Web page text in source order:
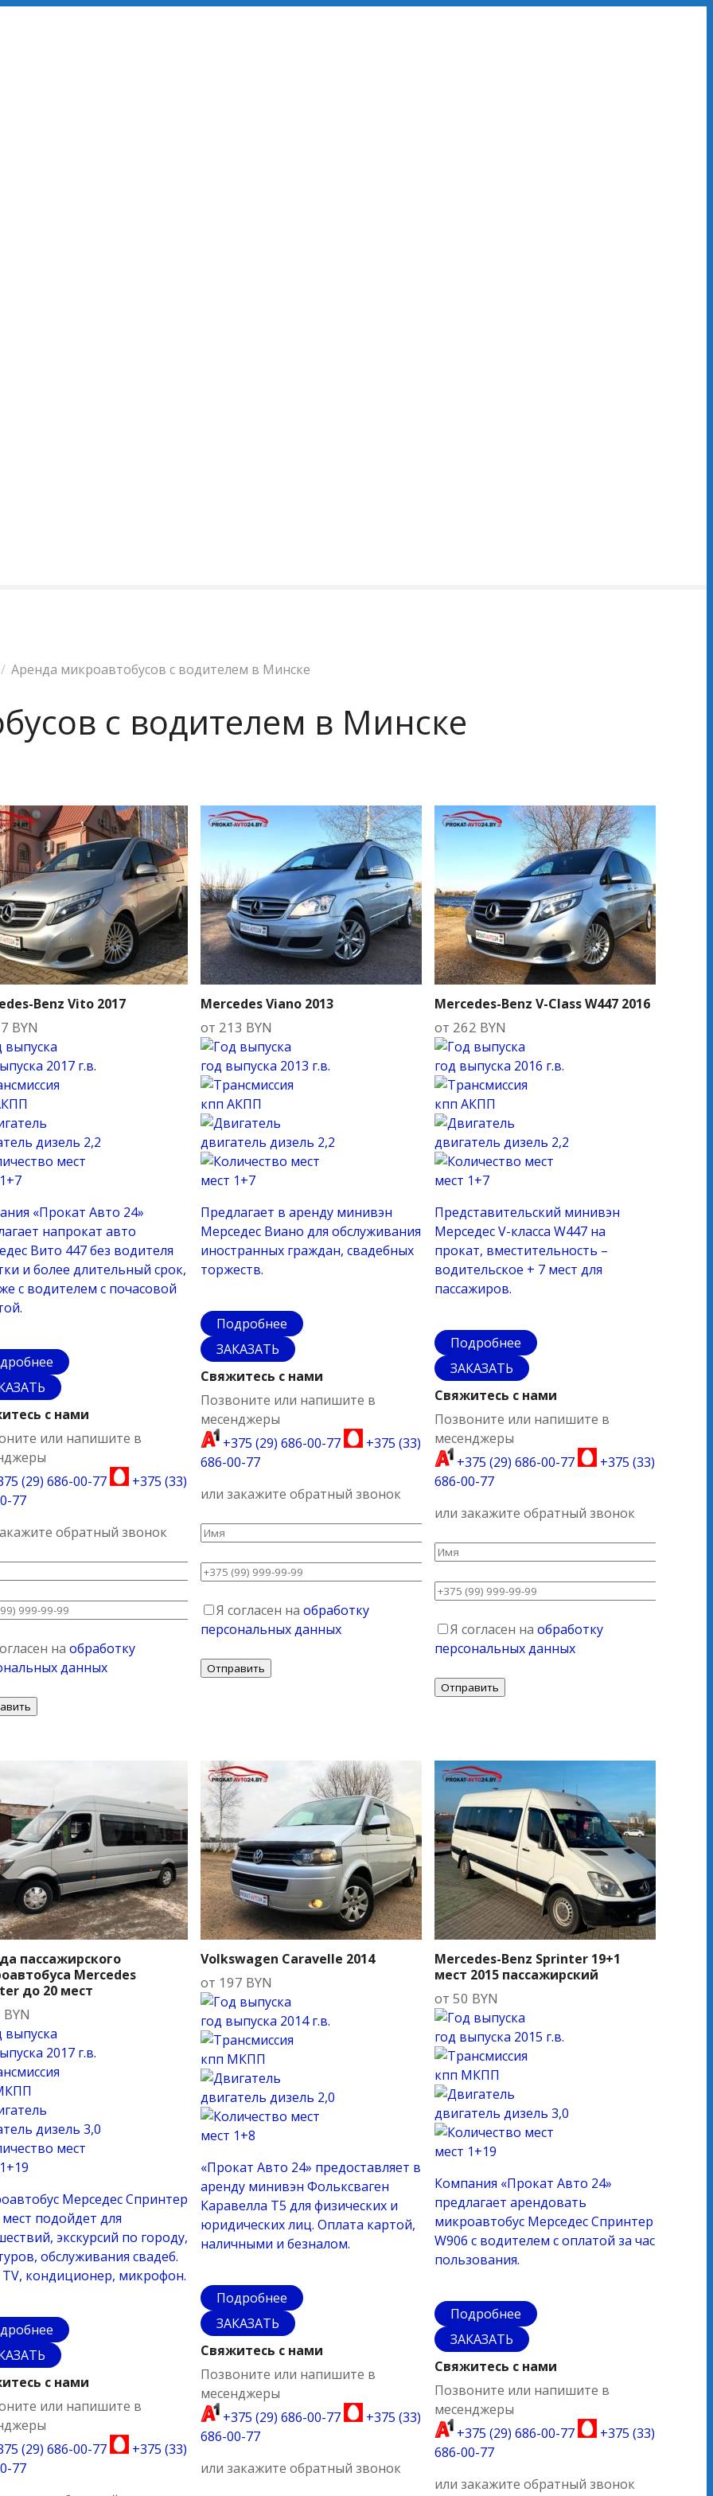
Аренда микроавтобусов с водителем в Минске
с водителем в Минске
Benz Vito 2017
BYN
2017 г.в.
дизель 2,2
1+7
«Прокат Авто 24»
напрокат авто
Вито 447 без водителя
и более длительный срок,
с водителем с почасовой
с нами
или напишите в
(29) 686-00-77
+375 (33)
77
обратный звонок
на обработку
данных
Mercedes Viano 2013
от 213 BYN
год выпуска 2013 г.в.
кпп АКПП
двигатель дизель 2,2
мест 1+7
Предлагает в аренду минивэн
Мерседес Виано для обслуживания
иностранных граждан, свадебных
торжеств.
Подробнее
ЗАКАЗАТЬ
Свяжитесь с нами
Позвоните или напишите в
месенджеры
+375 (29) 686-00-77
+375 (33)
686-00-77
или закажите обратный звонок
Я согласен на обработку
персональных данных
Mercedes-Benz V-Class W447 2016
от 262 BYN
год выпуска 2016 г.в.
кпп АКПП
двигатель дизель 2,2
мест 1+7
Представительский минивэн
Мерседес V-класса W447 на
прокат, вместительность –
водительское + 7 мест для
пассажиров.
Подробнее
ЗАКАЗАТЬ
Свяжитесь с нами
Позвоните или напишите в
месенджеры
+375 (29) 686-00-77
+375 (33)
686-00-77
или закажите обратный звонок
Я согласен на обработку
персональных данных
пассажирского
Mercedes
до 20 мест
BYN
2017 г.в.
дизель 3,0
1+19
Мерседес Спринтер
подойдет для
экскурсий по городу,
обслуживания свадеб.
TV, кондиционер, микрофон.
с нами
или напишите в
(29) 686-00-77
+375 (33)
77
Volkswagen Caravelle 2014
от 197 BYN
год выпуска 2014 г.в.
кпп МКПП
двигатель дизель 2,0
мест 1+8
«Прокат Авто 24» предоставляет в
аренду минивэн Фольксваген
Каравелла Т5 для физических и
юридических лиц. Оплата картой,
наличными и безналом.
Подробнее
ЗАКАЗАТЬ
Свяжитесь с нами
Позвоните или напишите в
месенджеры
+375 (29) 686-00-77
+375 (33)
686-00-77
или закажите обратный звонок
Mercedes-Benz Sprinter 19+1
мест 2015 пассажирский
от 50 BYN
год выпуска 2015 г.в.
кпп МКПП
двигатель дизель 3,0
мест 1+19
Компания «Прокат Авто 24»
предлагает арендовать
микроавтобус Мерседес Спринтер
W906 с водителем с оплатой за час
пользования.
Подробнее
ЗАКАЗАТЬ
Свяжитесь с нами
Позвоните или напишите в
месенджеры
+375 (29) 686-00-77
+375 (33)
686-00-77
или закажите обратный звонок